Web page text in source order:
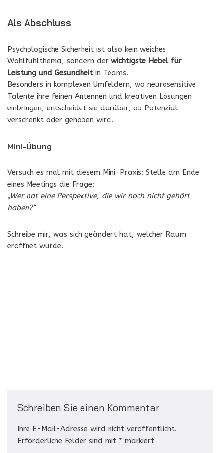
Als Abschluss
Psychologische Sicherheit ist also kein weiches
Wohlfühlthema, sondern der wichtigste Hebel für
Leistung und Gesundheitin Teams.
Besonders in komplexen Umfeldern, wo neurosensitive
Talente ihre feinen Antennen und kreativen Lösungen
einbringen, entscheidet sie darüber, ob Potenzial
verschenkt oder gehoben wird.
Mini-Übung
Versuch es mal mit diesem Mini-Praxis: Stelle am Ende
eines Meetings die Frage:
„Wer hat eine Perspektive, die wir noch nicht gehört
haben?“
Schreibe mir, was sich geändert hat, welcher Raum
eröffnet wurde.
Schreiben Sie einen Kommentar
Ihre E-Mail-Adresse wird nicht veröffentlicht.
Erforderliche Felder sind mit * markiert